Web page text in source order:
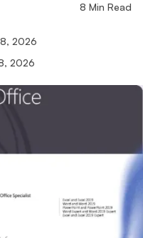
8 Min Read
2026
2026